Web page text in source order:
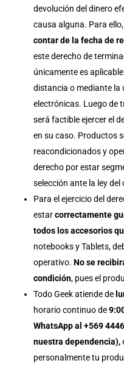
devolución del dinero
causa alguna. Para
contar de la fecha de
este derecho de
únicamente es
distancia o mediante
electrónicas. Luego de
será factible ejercer el
en su caso. Productos
reacondicionados y
derecho por estar
selección ante la ley del
Para el ejercicio del
estarcorrectamente
todos los accesorios
notebooks y Tablets,
operativo. No se
condición, pues el
Todo Geek atiende de
horario continuo de
WhatsApp al +569
nuestra dependencia),
personalmente tu